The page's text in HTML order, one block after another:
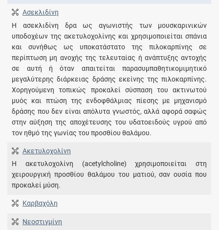
Ασεκλιδίνη
H ασεκλιδίνη δρα ως αγωνιστής των μουσκαρινικών
υποδοχέων της ακετυλοχολίνης και χρησιμοποιείται σπάνια
και συνήθως ως υποκατάστατο της πιλοκαρπίνης σε
περίπτωση μη ανοχής της τελευταίας ή ανάπτυξης αντοχής
σε αυτή ή όταν απαιτείται παρασυμπαθητικομιμητικό
μεγαλύτερης διάρκειας δράσης εκείνης της πιλοκαρπίνης.
Χορηγούμενη τοπικώς προκαλεί σύσπαση του ακτινωτού
μυός και πτώση της ενδοφθάλμιας πίεσης με μηχανισμό
δράσης που δεν είναι απόλυτα γνωστός, αλλά αφορά σαφώς
στην αύξηση της αποχέτευσης του υδατοειδούς υγρού από
τον ηθμό της γωνίας του προσθίου θαλάμου.
Ακετυλοχολίνη
Η ακετυλοχολίνη (acetylcholine) χρησιμοποιείται στη
χειρουργική προσθίου θαλάμου του ματιού, σαν ουσία που
προκαλεί μύση.
Καρβαχόλη
Νεοστιγμίνη